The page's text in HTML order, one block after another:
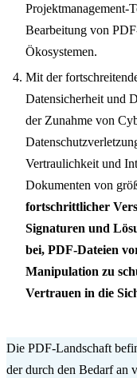
Projektmanagement-
Bearbeitung von
Ökosystemen.
Mit der
Datensicherheit und
der Zunahme von
Vertraulichkeit und
Dokumenten von
fortschrittlicher
Signaturen und
bei, PDF-Dateien
Manipulation zu
Vertrauen in die
Die PDF-Landschaft
der durch den Bedarf an